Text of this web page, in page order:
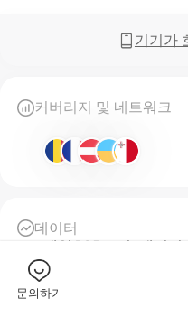
목적
데이
기기가
커버리지 및 네트워크
데이터
매일 1GB 고속 데이
일일 기준
자동 활성화 후, 24시
플랜 서비스
문의하기